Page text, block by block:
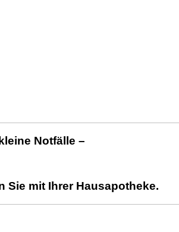
Notfälle –
Sie mit Ihrer Hausapotheke.